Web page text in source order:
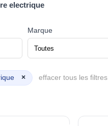
electrique
Marque
× effacer tous les filtres